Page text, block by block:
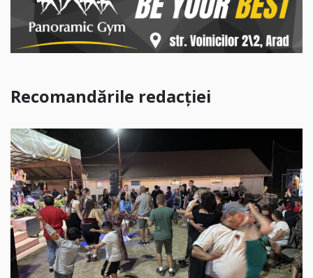
Recomandările redacției